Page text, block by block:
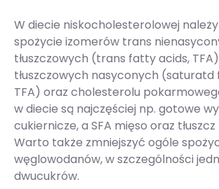
W diecie niskocholesterolowej
spożycie izomerów trans
tłuszczowych (trans fatty acids,
tłuszczowych nasyconych (saturatd
TFA) oraz cholesterolu
w diecie są najczęściej np. gotowe
cukiernicze, a SFA mięso oraz
Warto także zmniejszyć ogóle
węglowodanów, w szczególności
dwucukrów.